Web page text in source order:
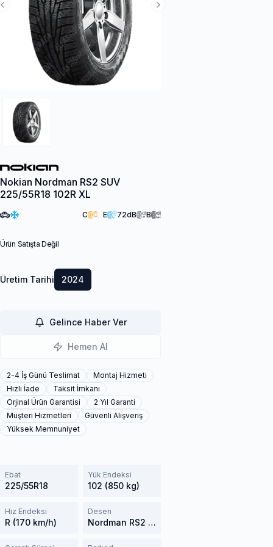
Next Slide
Previous Slide
Nokian Nordman RS2 SUV
225/55R18 102R XL
C E 72dB B
Ürün Satışta Değil
Üretim Tarihi 2024
Gelince Haber Ver
Hemen Al
2-4 İş Günü Teslimat
Montaj Hizmeti
Hızlı İade
Taksit İmkanı
Orjinal Ürün Garantisi
2 Yıl Garanti
Müşteri Hizmetleri
Güvenli Alışveriş
Yüksek Memnuniyet
Ebat
225/55R18
Yük Endeksi
102 (850 kg)
Hız Endeksi
R (170 km/h)
Desen
Nordman RS2 SUV